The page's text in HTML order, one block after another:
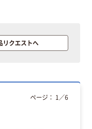
リクエストへ
ページ： 1 ／6
ラ TEPRA
PRO【純正】テー
字）
ェキ専用フィル